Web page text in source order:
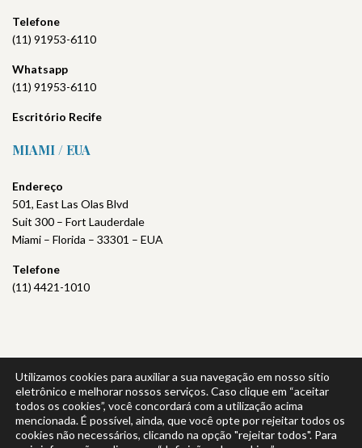
Telefone
(11) 91953-6110
Whatsapp
(11) 91953-6110
Escritório Recife
MIAMI / EUA
Endereço
501, East Las Olas Blvd
Suit 300 – Fort Lauderdale
Miami – Florida – 33301 – EUA
Telefone
(11) 4421-1010
Política de Privacidade| Política da Qualidade
Utilizamos cookies para auxiliar a sua navegação em nosso sítio
eletrônico e melhorar nossos serviços. Caso clique em “aceitar
todos os cookies”, você concordará com a utilização acima
mencionada. É possível, ainda, que você opte por rejeitar todos os
cookies não necessários, clicando na opção "rejeitar todos". Para